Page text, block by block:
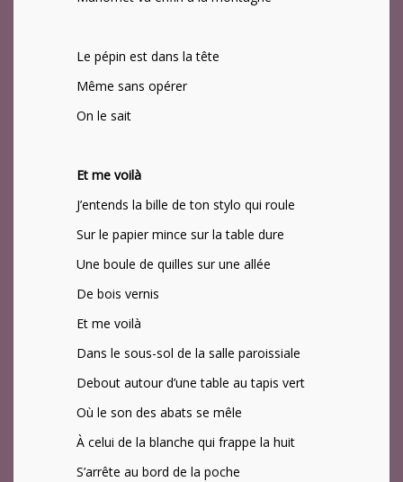
Le pépin est dans la tête
Même sans opérer
On le sait
Et me voilà
J’entends la bille de ton stylo qui roule
Sur le papier mince sur la table dure
Une boule de quilles sur une allée
De bois vernis
Et me voilà
Dans le sous-sol de la salle paroissiale
Debout autour d’une table au tapis vert
Où le son des abats se mêle
À celui de la blanche qui frappe la huit
S’arrête au bord de la poche